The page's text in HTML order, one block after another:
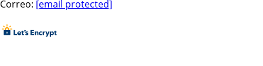
Correo: [email protected]